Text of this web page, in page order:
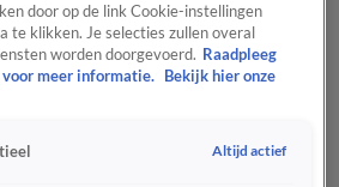
door op de link Cookie-instellingen
te klikken. Je selecties zullen overal
worden doorgevoerd. Raadpleeg
meer informatie.
Bekijk hier onze
Altijd actief